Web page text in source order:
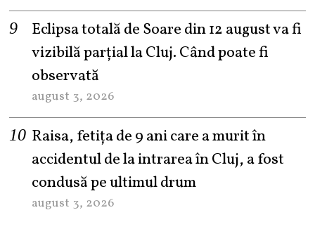
Eclipsa totală de Soare din 12 august va fi
vizibilă parțial la Cluj. Când poate fi
observată
august 3, 2026
Raisa, fetița de 9 ani care a murit în
accidentul de la intrarea în Cluj, a fost
condusă pe ultimul drum
august 3, 2026